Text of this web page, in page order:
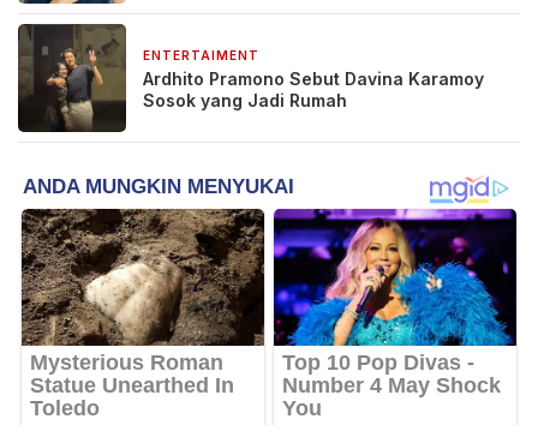
ENTERTAIMENT
Ardhito Pramono Sebut Davina Karamoy
Sosok yang Jadi Rumah